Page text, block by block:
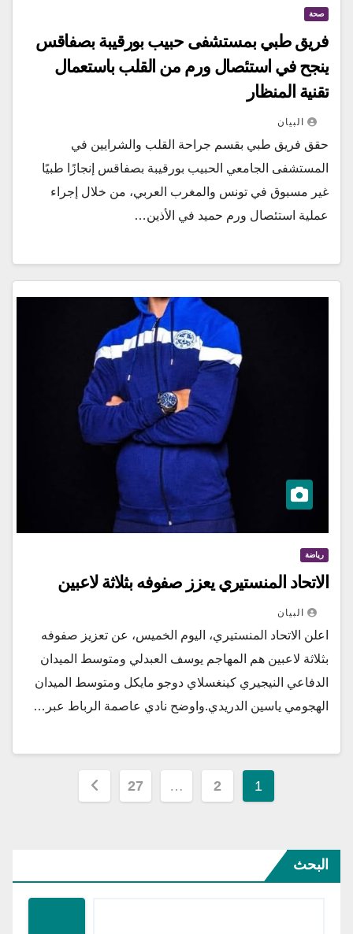
صحة
فريق طبي بمستشفى حبيب بورقيبة بصفاقس
ينجح في استئصال ورم من القلب باستعمال
تقنية المنظار
البيان
حقق فريق طبي بقسم جراحة القلب والشرايين في
المستشفى الجامعي الحبيب بورقيبة بصفاقس إنجازًا طبيًا
غير مسبوق في تونس والمغرب العربي، من خلال إجراء
عملية استئصال ورم حميد في الأذين…
رياضة
الاتحاد المنستيري يعزز صفوفه بثلاثة لاعبين
البيان
اعلن الاتحاد المنستيري، اليوم الخميس، عن تعزيز صفوفه
بثلاثة لاعبين هم المهاجم يوسف العبدلي ومتوسط الميدان
الدفاعي النيجيري كينغسلاي دوجو مايكل ومتوسط الميدان
الهجومي ياسين الدريدي.واوضح نادي عاصمة الرباط عبر…
تعدد
1
2
…
27
البحث